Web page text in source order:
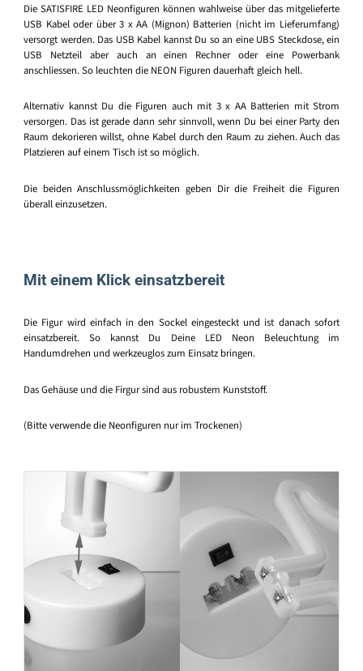
Die SATISFIRE LED Neonfiguren können wahlweise über das mitgelieferte
USB Kabel oder über 3 x AA (Mignon) Batterien (nicht im Lieferumfang)
versorgt werden. Das USB Kabel kannst Du so an eine UBS Steckdose, ein
USB Netzteil aber auch an einen Rechner oder eine Powerbank
anschliessen. So leuchten die NEON Figuren dauerhaft gleich hell.
Alternativ kannst Du die Figuren auch mit 3 x AA Batterien mit Strom
versorgen. Das ist gerade dann sehr sinnvoll, wenn Du bei einer Party den
Raum dekorieren willst, ohne Kabel durch den Raum zu ziehen. Auch das
Platzieren auf einem Tisch ist so möglich.
Die beiden Anschlussmöglichkeiten geben Dir die Freiheit die Figuren
überall einzusetzen.
Mit einem Klick einsatzbereit
Die Figur wird einfach in den Sockel eingesteckt und ist danach sofort
einsatzbereit. So kannst Du Deine LED Neon Beleuchtung im
Handumdrehen und werkzeuglos zum Einsatz bringen.
Das Gehäuse und die Firgur sind aus robustem Kunststoff.
(Bitte verwende die Neonfiguren nur im Trockenen)